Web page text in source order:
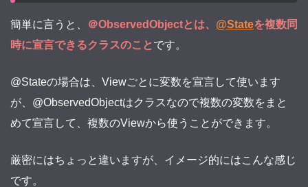
簡単に言うと、 ＠ObservedObjectとは、 @Stateを複数同
時に宣言できるクラスのことです。
@Stateの場合は、Viewごとに変数を宣言して使います
が、@ObservedObjectはクラスなので複数の変数をまと
めて宣言して、複数のViewから使うことができます。
厳密にはちょっと違いますが、イメージ的にはこんな感じ
です。